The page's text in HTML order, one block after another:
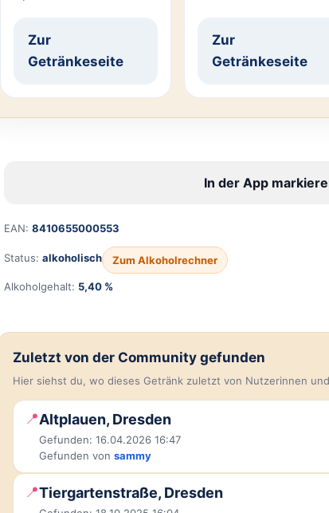
Zur
Getränkeseite
Zur
Getränkeseite
In der App
EAN: 8410655000553
Status: alkoholisch Zum Alkoholrechner
Alkoholgehalt: 5,40 %
Zuletzt von der Community gefunden
Hier siehst du, wo dieses Getränk zuletzt von Nutzerinnen
📍Altplauen, Dresden
Gefunden: 16.04.2026 16:47
Gefunden von sammy
📍Tiergartenstraße, Dresden